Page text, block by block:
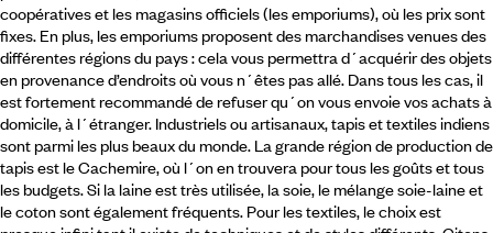
coopératives et les magasins officiels (les emporiums), où les prix sont
fixes. En plus, les emporiums proposent des marchandises venues des
différentes régions du pays : cela vous permettra d´acquérir des objets
en provenance d’endroits où vous n´êtes pas allé. Dans tous les cas, il
est fortement recommandé de refuser qu´on vous envoie vos achats à
domicile, à l´étranger. Industriels ou artisanaux, tapis et textiles indiens
sont parmi les plus beaux du monde. La grande région de production de
tapis est le Cachemire, où l´on en trouvera pour tous les goûts et tous
les budgets. Si la laine est très utilisée, la soie, le mélange soie-laine et
le coton sont également fréquents. Pour les textiles, le choix est